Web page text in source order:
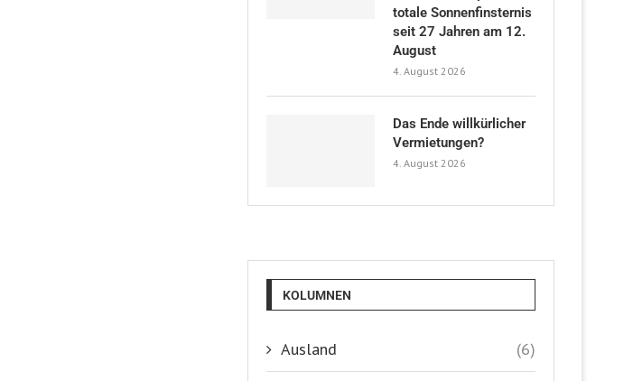
totale Sonnenfinsternis
seit 27 Jahren am 12.
August
4. August 2026
Das Ende willkürlicher
Vermietungen?
4. August 2026
KOLUMNEN
Ausland (6)